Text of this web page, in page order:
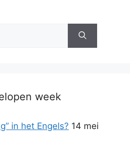
week
in het Engels? 14 mei